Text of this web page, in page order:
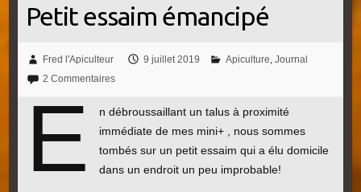
Petit essaim émancipé
Fred l'Apiculteur 9 juillet 2019 Apiculture, Journal
2 Commentaires
E
n débroussaillant un talus à proximité
immédiate de mes mini+ , nous sommes
tombés sur un petit essaim qui a élu domicile
dans un endroit un peu improbable!